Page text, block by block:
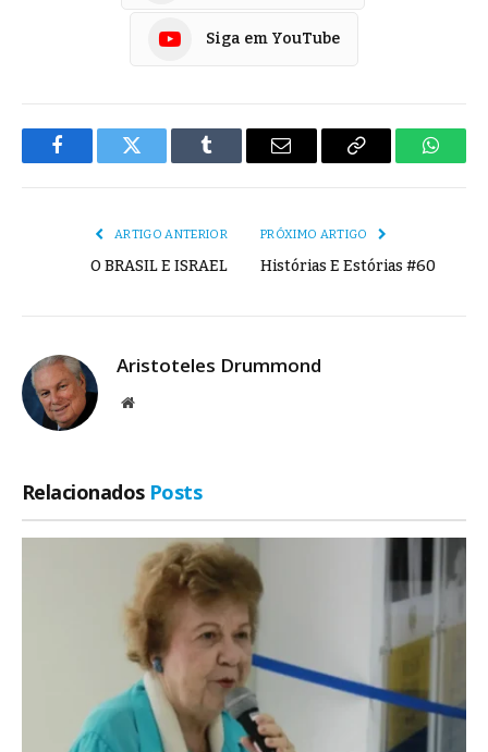
Siga em YouTube
FacebookTwitter Tumblr
E-
Copiar
ARTIGO ANTERIOR
O BRASIL E ISRAEL
PRÓXIMO ARTIGO
Histórias E Estórias #60
Aristoteles Drummond
Site
Relacionados Posts